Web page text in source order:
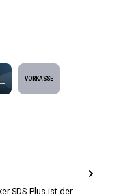
SDS-Plus ist der